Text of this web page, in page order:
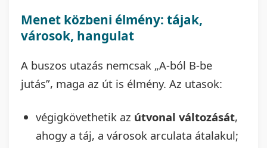
Menet közbeni élmény: tájak,
városok, hangulat
A buszos utazás nemcsak „A-ból B-be
jutás”, maga az út is élmény. Az utasok:
végigkövethetik az útvonal változását,
ahogy a táj, a városok arculata átalakul;